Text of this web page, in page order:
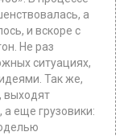
а
и вскоре с
Не раз
ситуациях,
Так же,
выходят
еще грузовики: